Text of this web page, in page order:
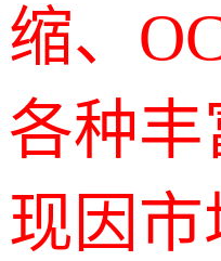
缩、
各种丰
现因市